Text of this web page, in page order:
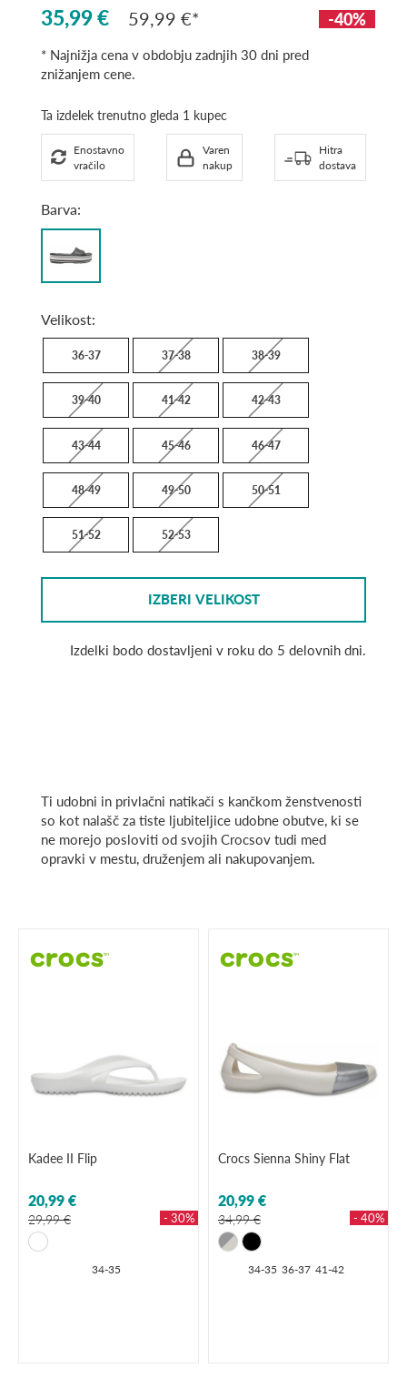
35,99 € 59,99 € -40%
* Najnižja cena v obdobju zadnjih 30 dni pred
znižanjem cene.
Ta izdelek trenutno gleda 1 kupec
Enostavno
vračilo
Varen
nakup
Hitra
dostava
Barva:
Black
Velikost:
36-37 37-38 38-39
39-40 41-42 42-43
43-44 45-46 46-47
48-49 49-50 50-51
51-52 52-53
IZBERI VELIKOST
Izdelki bodo dostavljeni v roku do 5 delovnih dni.
Ti udobni in privlačni natikači s kančkom ženstvenosti
so kot nalašč za tiste ljubiteljice udobne obutve, ki se
ne morejo posloviti od svojih Crocsov tudi med
opravki v mestu, druženjem ali nakupovanjem.
Kadee II Flip
20,99 €
29,99 € - 30%
34-35
Crocs Sienna Shiny Flat
20,99 €
34,99 € - 40%
34-35 36-37 41-42